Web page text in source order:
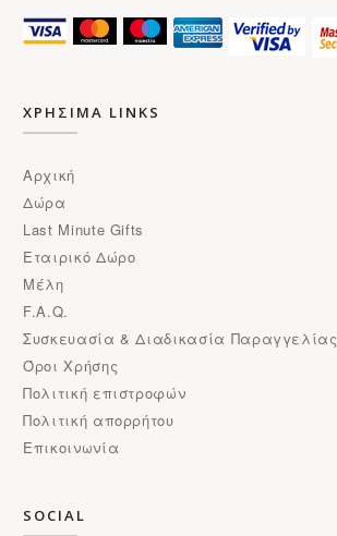
ΧΡΗΣΙΜΑ LINKS
Αρχική
Δώρα
Last Minute Gifts
Εταιρικό Δώρο
Μέλη
F.A.Q.
Συσκευασία & Διαδικασία Παραγγελίας
Όροι Χρήσης
Πολιτική επιστροφών
Πολιτική απορρήτου
Επικοινωνία
SOCIAL